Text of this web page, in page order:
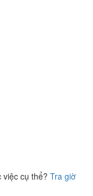
cụ thể? Tra giờ